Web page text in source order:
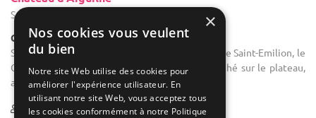
Saint-Philippe-d'Aiguille - Gironde (33)
Château
Salle des fêtes : Situé à seulement 15 minutes de Saint-Emilion, le
Château d’Aiguilhe offre un cadre privilégié niché sur le plateau,
au cœur de l’appellation viticole ...
20-400
×
Nos cookies vous veulent
du bien
Notre site Web utilise des cookies pour
améliorer l'expérience utilisateur. En
utilisant notre site Web, vous acceptez tous
les cookies conformément à notre Politique